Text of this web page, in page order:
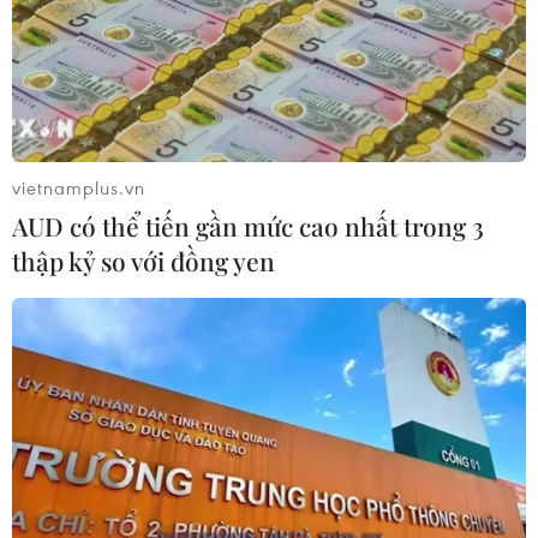
02/08/2026 11:18
Thị trường phục hồi trong “nghi
ngờ”: Điểm tựa nội lực và áp lực
phân hóa
01/08/2026 04:32
Phố Wall tăng điểm nhờ nhóm công
nghệ, bất chấp áp lực từ lãi suất
01/08/2026 03:28
Chứng khoán bứt tốc cuối phiên, chỉ
số VN-Index tăng gần 40 điểm
30/07/2026 08:47
vietnamplus.vn
AUD có thể tiến gần mức cao nhất trong 3
thập kỷ so với đồng yen